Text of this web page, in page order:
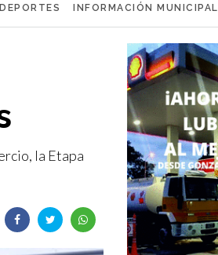
DEPORTES INFORMACIÓN MUNICIPAL
la Etapa